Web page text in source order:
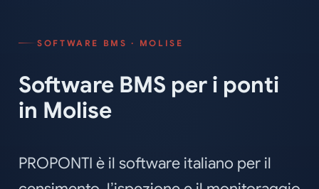
SOFTWARE BMS · MOLISE
Software BMS per i ponti
in Molise
PROPONTI è il software italiano per il